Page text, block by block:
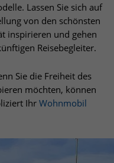
Lassen Sie sich auf
von den schönsten
inspirieren und gehen
Reisebegleiter.
Sie die Freiheit des
möchten, können
IhrWohnmobil